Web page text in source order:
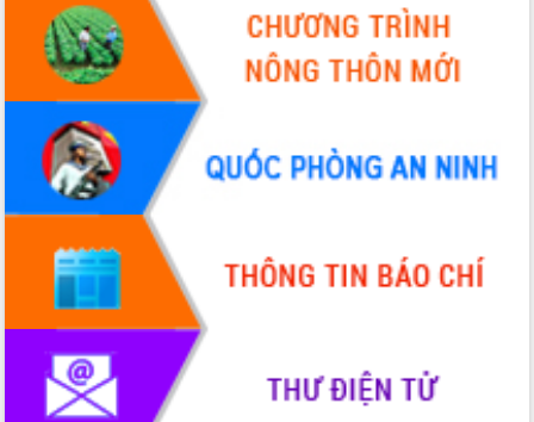
Định vị cà phê Việt Nam như một “di
sản sống” trong dòng chảy toàn cầu
Xây dựng nông thôn mới: Nâng cao đời
sống người dân từ những mô hình thiết
Quyết liệt tháo gỡ vướng mắc, đẩy
nhanh tiến độ các dự án trọng điểm
trong Khu kinh tế Nam Phú Yên
Hòn Yến phát triển du lịch gắn với bảo
tồn biển
Lấy ý kiến điều chỉnh Quy hoạch tỉnh
Đắk Lắk thời kỳ 2021-2030, tầm nhìn
đến năm 2050
Phát động chiến dịch 30 ngày đêm
giải phóng mặt bằng Tuyến đường bộ
ven biển